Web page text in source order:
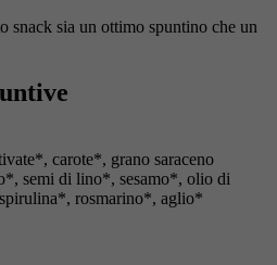
snack sia un ottimo spuntino che un
carote*, grano saraceno
semi di lino*, sesamo*, olio di
rosmarino*, aglio*